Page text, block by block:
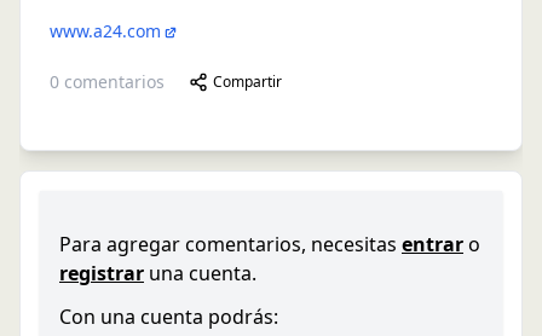
www.a24.com
0 comentarios Compartir
Para agregar comentarios, necesitas entraro
registrar una cuenta.
Con una cuenta podrás: